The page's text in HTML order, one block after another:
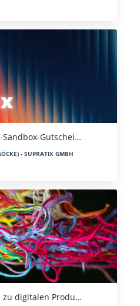
Sandbox-Gutschei…
- SUPRATIX GMBH
zu digitalen Produ…